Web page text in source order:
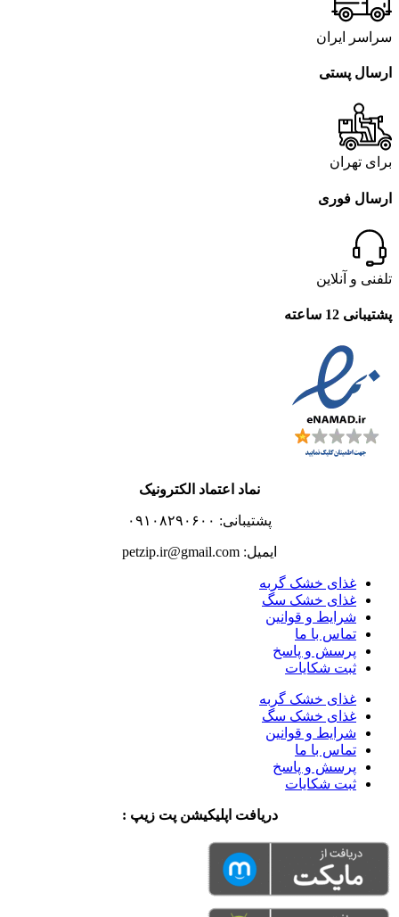
سراسر ایران
ارسال پستی
برای تهران
ارسال فوری
تلفنی و آنلاین
پشتیبانی 12 ساعته
نماد اعتماد الکترونیک
پشتیبانی: ۰۹۱۰۸۲۹۰۶۰۰
ایمیل: petzip.ir@gmail.com
غذای خشک گربه
غذای خشک سگ
شرایط و قوانین
تماس با ما
پرسش و پاسخ
ثبت شکایات
غذای خشک گربه
غذای خشک سگ
شرایط و قوانین
تماس با ما
پرسش و پاسخ
ثبت شکایات
دریافت اپلیکیشن پت زیپ :